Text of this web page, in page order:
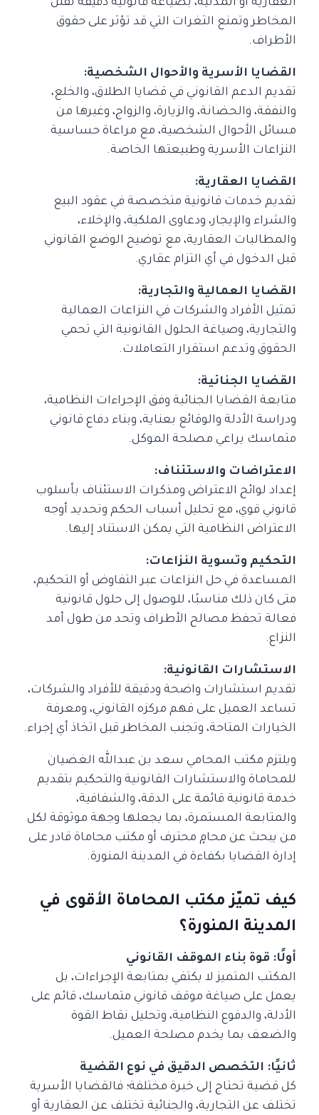
العقارية أو المدنية، بصياغة قانونية دقيقة تقلل
المخاطر وتمنع الثغرات التي قد تؤثر على حقوق
الأطراف.
القضايا الأسرية والأحوال الشخصية:
تقديم الدعم القانوني في قضايا الطلاق، والخلع،
والنفقة، والحضانة، والزيارة، والزواج، وغيرها من
مسائل الأحوال الشخصية، مع مراعاة حساسية
النزاعات الأسرية وطبيعتها الخاصة.
القضايا العقارية:
تقديم خدمات قانونية متخصصة في عقود البيع
والشراء والإيجار، ودعاوى الملكية، والإخلاء،
والمطالبات العقارية، مع توضيح الوضع القانوني
قبل الدخول في أي التزام عقاري.
القضايا العمالية والتجارية:
تمثيل الأفراد والشركات في النزاعات العمالية
والتجارية، وصياغة الحلول القانونية التي تحمي
الحقوق وتدعم استقرار التعاملات.
القضايا الجنائية:
متابعة القضايا الجنائية وفق الإجراءات النظامية،
ودراسة الأدلة والوقائع بعناية، وبناء دفاع قانوني
متماسك يراعي مصلحة الموكل.
الاعتراضات والاستئناف:
إعداد لوائح الاعتراض ومذكرات الاستئناف بأسلوب
قانوني قوي، مع تحليل أسباب الحكم وتحديد أوجه
الاعتراض النظامية التي يمكن الاستناد إليها.
التحكيم وتسوية النزاعات:
المساعدة في حل النزاعات عبر التفاوض أو التحكيم،
متى كان ذلك مناسبًا، للوصول إلى حلول قانونية
فعالة تحفظ مصالح الأطراف وتحد من طول أمد
النزاع.
الاستشارات القانونية:
تقديم استشارات واضحة ودقيقة للأفراد والشركات،
تساعد العميل على فهم مركزه القانوني، ومعرفة
الخيارات المتاحة، وتجنب المخاطر قبل اتخاذ أي إجراء.
ويلتزم مكتب المحامي سعد بن عبدالله الغضيان
للمحاماة والاستشارات القانونية والتحكيم بتقديم
خدمة قانونية قائمة على الدقة، والشفافية،
والمتابعة المستمرة، بما يجعلها وجهة موثوقة لكل
من يبحث عن محامٍ محترف أو مكتب محاماة قادر على
إدارة القضايا بكفاءة في المدينة المنورة.
كيف تميّز مكتب المحاماة الأقوى في
المدينة المنورة؟
أولًا: قوة بناء الموقف القانوني
المكتب المتميز لا يكتفي بمتابعة الإجراءات، بل
يعمل على صياغة موقف قانوني متماسك، قائم على
الأدلة، والدفوع النظامية، وتحليل نقاط القوة
والضعف بما يخدم مصلحة العميل.
ثانيًا: التخصص الدقيق في نوع القضية
كل قضية تحتاج إلى خبرة مختلفة؛ فالقضايا الأسرية
تختلف عن التجارية، والجنائية تختلف عن العقارية أو